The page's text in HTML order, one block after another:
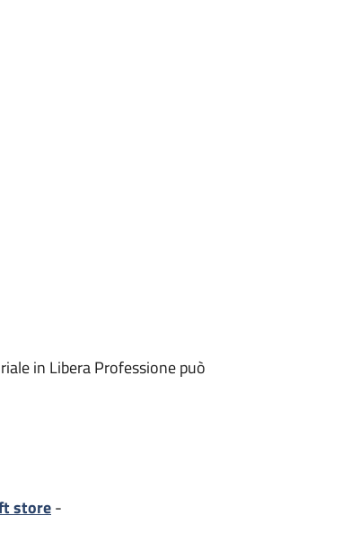
in Libera Professione può
store-